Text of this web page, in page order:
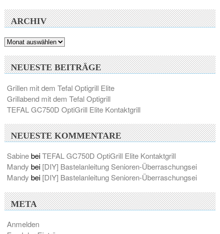
ARCHIV
Archiv
NEUESTE BEITRÄGE
Grillen mit dem Tefal Optigrill Elite
Grillabend mit dem Tefal Optigrill
TEFAL GC750D OptiGrill Elite Kontaktgrill
NEUESTE KOMMENTARE
SabinebeiTEFAL GC750D OptiGrill Elite Kontaktgrill
Mandy bei [DIY] Bastelanleitung Senioren-Überraschungsei
Mandy bei [DIY] Bastelanleitung Senioren-Überraschungsei
META
Anmelden